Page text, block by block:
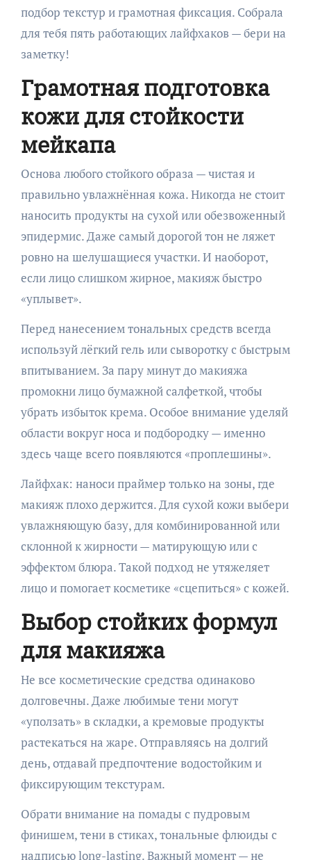
подбор текстур и грамотная фиксация. Собрала
для тебя пять работающих лайфхаков — бери на
заметку!
Грамотная подготовка
кожи для стойкости
мейкапа
Основа любого стойкого образа — чистая и
правильно увлажнённая кожа. Никогда не стоит
наносить продукты на сухой или обезвоженный
эпидермис. Даже самый дорогой тон не ляжет
ровно на шелушащиеся участки. И наоборот,
если лицо слишком жирное, макияж быстро
«уплывет».
Перед нанесением тональных средств всегда
используй лёгкий гель или сыворотку с быстрым
впитыванием. За пару минут до макияжа
промокни лицо бумажной салфеткой, чтобы
убрать избыток крема. Особое внимание уделяй
области вокруг носа и подбородку — именно
здесь чаще всего появляются «проплешины».
Лайфхак: наноси праймер только на зоны, где
макияж плохо держится. Для сухой кожи выбери
увлажняющую базу, для комбинированной или
склонной к жирности — матирующую или с
эффектом блюра. Такой подход не утяжеляет
лицо и помогает косметике «сцепиться» с кожей.
Выбор стойких формул
для макияжа
Не все косметические средства одинаково
долговечны. Даже любимые тени могут
«уползать» в складки, а кремовые продукты
растекаться на жаре. Отправляясь на долгий
день, отдавай предпочтение водостойким и
фиксирующим текстурам.
Обрати внимание на помады с пудровым
финишем, тени в стиках, тональные флюиды с
надписью long-lasting. Важный момент — не